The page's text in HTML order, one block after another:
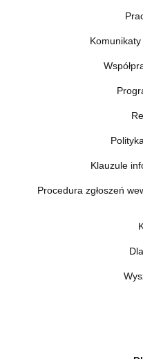
Klauzule
Procedura zgłoszeń